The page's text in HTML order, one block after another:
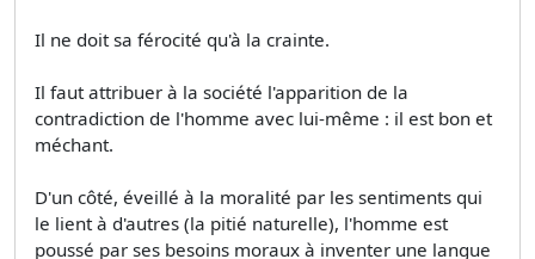
Il ne doit sa férocité qu'à la crainte.
Il faut attribuer à la société l'apparition de la
contradiction de l'homme avec lui-même : il est bon et
méchant.
D'un côté, éveillé à la moralité par les sentiments qui
le lient à d'autres (la pitié naturelle), l'homme est
poussé par ses besoins moraux à inventer une langue